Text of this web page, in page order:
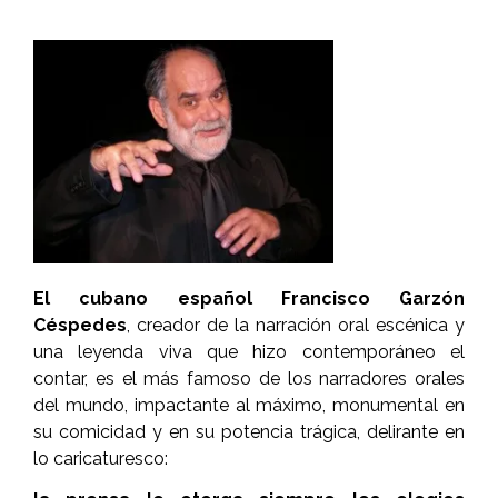
El cubano español Francisco Garzón
Céspedes, creador de la narración oral escénica y
una leyenda viva que hizo contemporáneo el
contar, es el más famoso de los narradores orales
del mundo, impactante al máximo, monumental en
su comicidad y en su potencia trágica, delirante en
lo caricaturesco: